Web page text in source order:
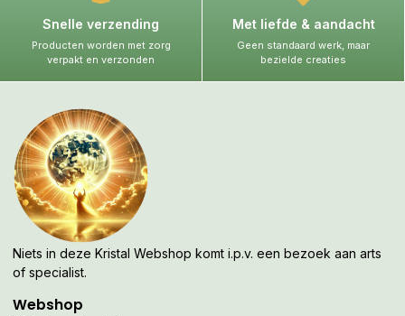
Snelle verzending
Producten worden met zorg
verpakt en verzonden
Met liefde & aandacht
Geen standaard werk, maar
bezielde creaties
Niets in deze Kristal Webshop komt i.p.v. een bezoek aan arts
of specialist.
Webshop